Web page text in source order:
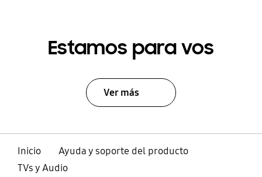
Estamos para vos
Ver más
Inicio
Ayuda y soporte del producto
TVs y Audio